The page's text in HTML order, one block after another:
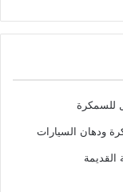
للسمكرة
ودهان السيارات